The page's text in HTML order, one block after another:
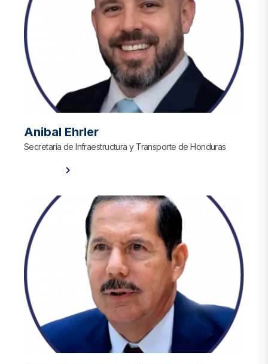
Anibal Ehrler​
Secretaría de Infraestructura y Transporte de Honduras